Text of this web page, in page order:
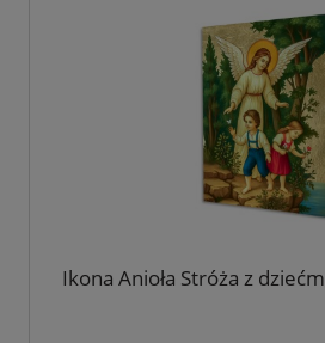
Ikona Anioła Stróża z